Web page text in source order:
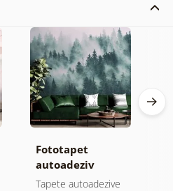
Fototapet
autoadeziv
pădure în ceață
Tapete autoadezive